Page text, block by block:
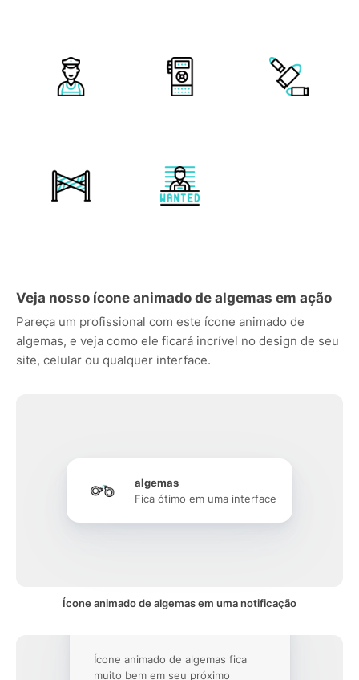
Veja nosso ícone animado de algemas em ação
Pareça um profissional com este ícone animado de
algemas, e veja como ele ficará incrível no design de seu
site, celular ou qualquer interface.
algemas
Fica ótimo em uma interface
Ícone animado de algemas em uma notificação
Ícone animado de algemas fica
muito bem em seu próximo